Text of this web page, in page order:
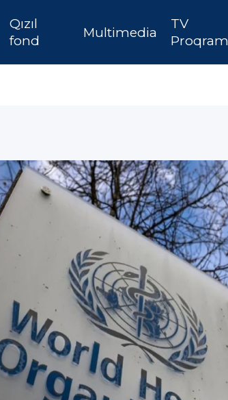
Qızıl
fond
Multimedia
TV
Proqram